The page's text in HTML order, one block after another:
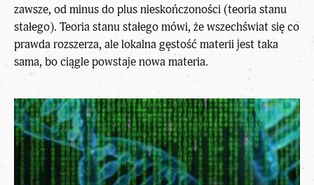
zawsze, od minus do plus nieskończoności (teoria stanu
stałego). Teoria stanu stałego mówi, że wszechświat się co
prawda rozszerza, ale lokalna gęstość materii jest taka
sama, bo ciągle powstaje nowa materia.